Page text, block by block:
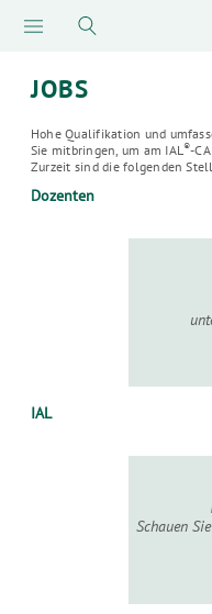
JOBS
Hohe Qualifikation und
Sie mitbringen, um am IAL®-
Zurzeit sind die folgenden
Dozenten
IAL
Schauen